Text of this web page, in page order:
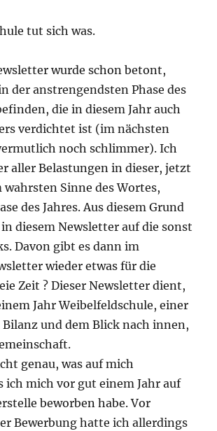
tut sich was.
wurde schon betont,
der anstrengendsten Phase des
die in diesem Jahr auch
verdichtet ist (im nächsten
noch schlimmer). Ich
aller Belastungen in dieser, jetzt
wahrsten Sinne des Wortes,
des Jahres. Aus diesem Grund
diesem Newsletter auf die sonst
Davon gibt es dann im
wieder etwas für die
Zeit ? Dieser Newsletter dient,
Jahr Weibelfeldschule, einer
und dem Blick nach innen,
genau, was auf mich
ich mich vor gut einem Jahr auf
beworben habe. Vor
Bewerbung hatte ich allerdings